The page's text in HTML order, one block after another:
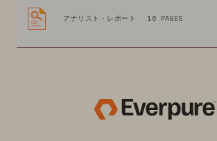
アナリスト・レポート 16 PAGES